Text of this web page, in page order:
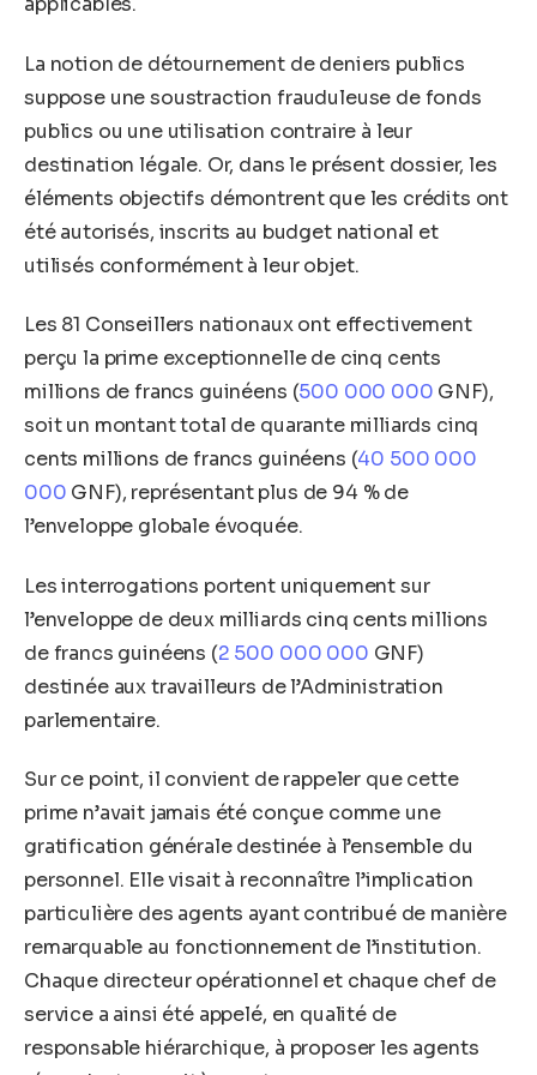
La notion de détournement de deniers publics
suppose une soustraction frauduleuse de fonds
publics ou une utilisation contraire à leur
destination légale. Or, dans le présent dossier, les
éléments objectifs démontrent que les crédits ont
été autorisés, inscrits au budget national et
utilisés conformément à leur objet.
Les 81 Conseillers nationaux ont effectivement
perçu la prime exceptionnelle de cinq cents
millions de francs guinéens (500 000 000 GNF),
soit un montant total de quarante milliards cinq
cents millions de francs guinéens (40 500 000
000 GNF), représentant plus de 94 % de
l’enveloppe globale évoquée.
Les interrogations portent uniquement sur
l’enveloppe de deux milliards cinq cents millions
de francs guinéens (2 500 000 000 GNF)
destinée aux travailleurs de l’Administration
parlementaire.
Sur ce point, il convient de rappeler que cette
prime n’avait jamais été conçue comme une
gratification générale destinée à l’ensemble du
personnel. Elle visait à reconnaître l’implication
particulière des agents ayant contribué de manière
remarquable au fonctionnement de l’institution.
Chaque directeur opérationnel et chaque chef de
service a ainsi été appelé, en qualité de
responsable hiérarchique, à proposer les agents